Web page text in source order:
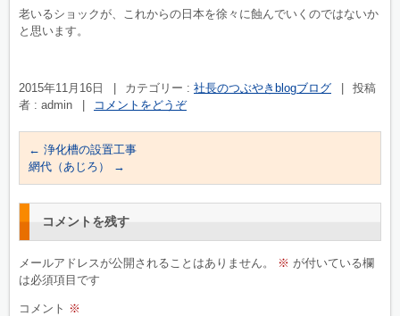
老いるショックが、これからの日本を徐々に蝕んでいくのではないか
と思います。
2015年11月16日 カテゴリー : 社長のつぶやきblogブログ
投稿
者 : admin
コメントをどうぞ
← 浄化槽の設置工事
網代（あじろ）
→
コメントを残す
メールアドレスが公開されることはありません。 ※ が付いている欄
は必須項目です
コメント ※